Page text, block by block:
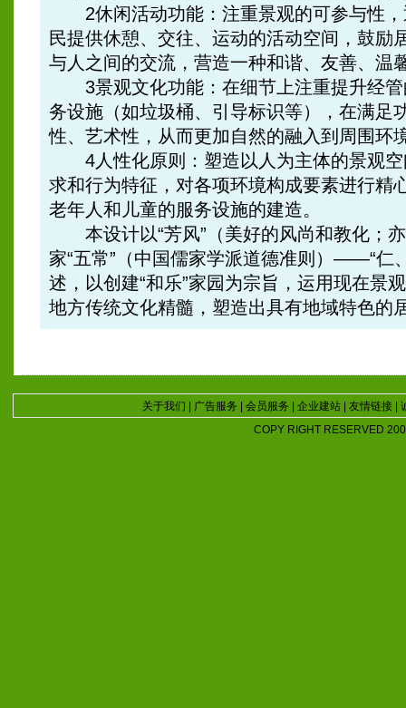
2休闲活动功能：注重景观的可参与性，
民提供休憩、交往、运动的活动空间，鼓励
与人之间的交流，营造一种和谐、友善、温
3景观文化功能：在细节上注重提升经管
务设施（如垃圾桶、引导标识等），在满足
性、艺术性，从而更加自然的融入到周围环
4人性化原则：塑造以人为主体的景观空
求和行为特征，对各项环境构成要素进行精
老年人和儿童的服务设施的建造。
本设计以“芳风”（美好的风尚和教化；
家“五常”（中国儒家学派道德准则）——“仁
述，以创建“和乐”家园为宗旨，运用现在景
地方传统文化精髓，塑造出具有地域特色的
关于我们 广告服务 会员服务 企业建站 友情链接
COPY RIGHT RESERVED